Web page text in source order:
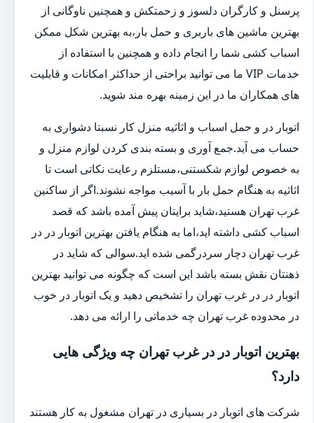
پرسنل و کارگران دلسوز و زحمتکش و همچنین ناوگانی از
بهترین ماشین های باربری و حمل بار،به بهترین شکل ممکن
اسباب کشی شما را انجام داده و همچنین با استفاده از
خدمات VIP ما می توانید براحتی از حداکثر امکانات و قابلیت
های همکاران ما در این زمینه بهره مند شوید.
اتوبار در و حمل اسباب و اثاثیه منزل کار نسبتا دشواری به
حساب می آید.جمع آوری و بسته بندی کردن لوازم منزل و
به خصوص لوازم شکستنی،مستلزم رعایت نکاتی است تا
اثاثیه به هنگام حمل بار با آسیب مواجه نشوند.اگر از ساکنین
غرب تهران هستید،شاید برایتان پیش آمده باشد که قصد
اسباب کشی داشته اید،اما به هنگام یافتن بهترین اتوبار در در
غرب تهران دچار سردرگمی شده اید.سوالی که شاید در
ذهنتان نقش بسته باشد این است که چگونه می توانید بهترین
اتوبار در در غرب تهران را تشخیص دهید و یک اتوبار در خوب
در محدوده غرب تهران چه خدماتی را ارائه می دهد.
بهترین اتوبار در در غرب تهران چه ویژگی هایی
دارد؟
شرکت های اتوبار در بسیاری در تهران مشغول به کار هستند